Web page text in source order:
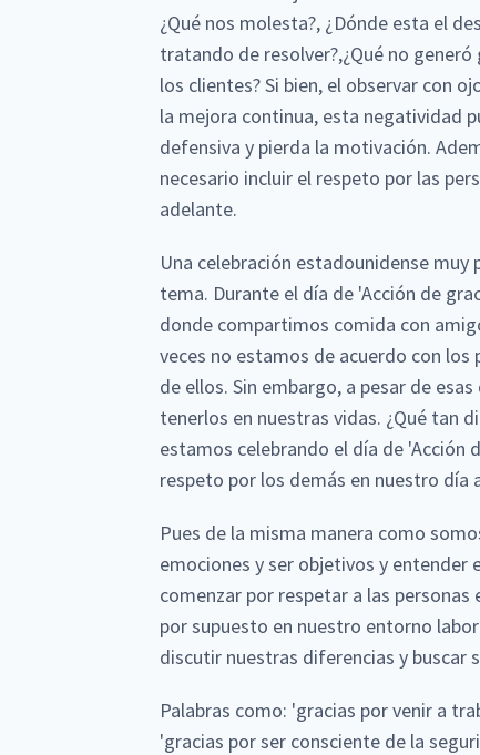
¿Qué nos molesta?, ¿Dónde esta el
tratando de resolver?,¿Qué no
los clientes? Si bien, el observar con
la mejora continua, esta negatividad
defensiva y pierda la motivación.
necesario incluir el respeto por las
adelante.
Una celebración estadounidense muy
tema. Durante el día de 'Acción de
donde compartimos comida con
veces no estamos de acuerdo con
de ellos. Sin embargo, a pesar de
tenerlos en nuestras vidas. ¿Qué tan
estamos celebrando el día de 'Acción
respeto por los demás en nuestro día
Pues de la misma manera como
emociones y ser objetivos y entender
comenzar por respetar a las personas
por supuesto en nuestro entorno
discutir nuestras diferencias y buscar
Palabras como: 'gracias por venir a
'gracias por ser consciente de la